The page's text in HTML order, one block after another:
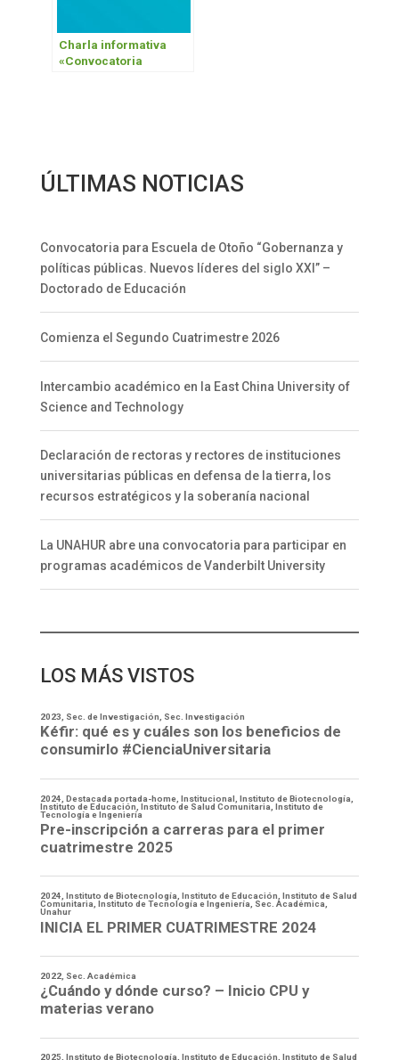
Charla informativa
«Convocatoria
ÚLTIMAS NOTICIAS
Convocatoria para Escuela de Otoño “Gobernanza y
políticas públicas. Nuevos líderes del siglo XXI” –
Doctorado de Educación
Comienza el Segundo Cuatrimestre 2026
Intercambio académico en la East China University of
Science and Technology
Declaración de rectoras y rectores de instituciones
universitarias públicas en defensa de la tierra, los
recursos estratégicos y la soberanía nacional
La UNAHUR abre una convocatoria para participar en
programas académicos de Vanderbilt University
LOS MÁS VISTOS